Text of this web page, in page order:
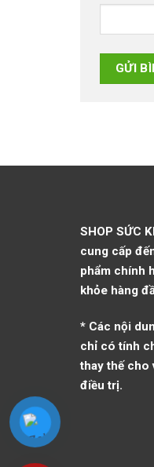
SHOP SỨC
cung cấp
phẩm chính
khỏe hàng
* Các nội
chỉ có tính
thay thế cho
điều trị.